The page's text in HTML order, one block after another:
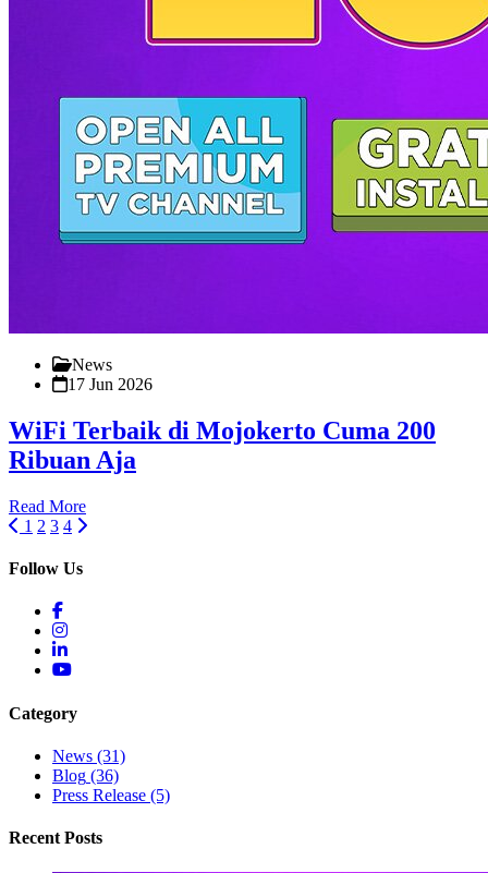
News
17 Jun 2026
WiFi Terbaik di Mojokerto Cuma 200
Ribuan Aja
Read More
1 2 3 4
Follow Us
Category
News (31)
Blog (36)
Press Release (5)
Recent Posts